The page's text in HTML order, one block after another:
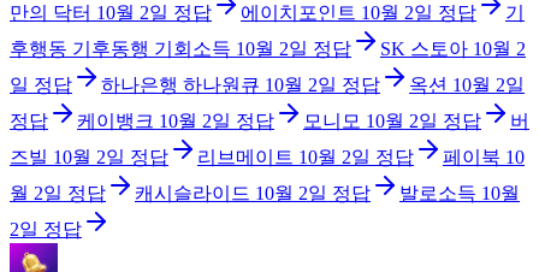
만의 닥터 10월 2일 정답 에이치포인트 10월 2일 정답
기
후행동 기후동행 기회소득 10월 2일 정답 SK 스토아 10월 2
일 정답 하나은행 하나원큐 10월 2일 정답 옥션 10월 2일
정답
케이뱅크 10월 2일 정답 모니모 10월 2일 정답
버
즈빌 10월 2일 정답 리브메이트 10월 2일 정답 페이북 10
월 2일 정답 캐시슬라이드 10월 2일 정답 발로소득 10월
2일 정답